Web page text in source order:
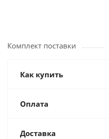
Комплект поставки
Как купить
Оплата
Доставка